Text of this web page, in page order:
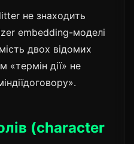
не знаходить
embedding-моделі
двох відомих
«термін дії» не
(character